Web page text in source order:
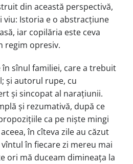
din această perspectivă,
viu: Istoria e o abstracţiune
iar copilăria este ceva
regim opresiv.
în sînul familiei, care a trebuit
şi autorul rupe, cu
şi sincopat al naraţiunii.
şi rezumativă, după ce
ca pe nişte mingi
în cîteva zile au căzut
în fiecare zi mereu mai
ori mă duceam dimineaţa la